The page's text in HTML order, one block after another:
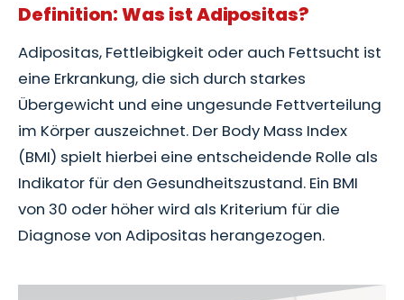
Definition: Was ist Adipositas?
Adipositas, Fettleibigkeit oder auch Fettsucht ist
eine Erkrankung, die sich durch starkes
Übergewicht und eine ungesunde Fettverteilung
im Körper auszeichnet. Der Body Mass Index
(BMI) spielt hierbei eine entscheidende Rolle als
Indikator für den Gesundheitszustand. Ein BMI
von 30 oder höher wird als Kriterium für die
Diagnose von Adipositas herangezogen.